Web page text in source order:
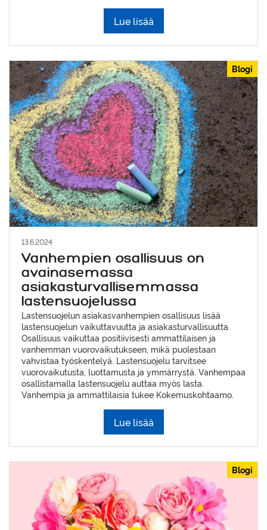
Lue lisää
Blogi
13.6.2024
Vanhempien osallisuus on
avainasemassa
asiakasturvallisemmassa
lastensuojelussa
Lastensuojelun asiakasvanhempien osallisuus lisää
lastensuojelun vaikuttavuutta ja asiakasturvallisuutta.
Osallisuus vaikuttaa positiivisesti ammattilaisen ja
vanhemman vuorovaikutukseen, mikä puolestaan
vahvistaa työskentelyä. Lastensuojelu tarvitsee
vuorovaikutusta, luottamusta ja ymmärrystä. Vanhempaa
osallistamalla lastensuojelu auttaa myös lasta.
Vanhempia ja ammattilaisia tukee Kokemuskohtaamo.
Lue lisää
Blogi